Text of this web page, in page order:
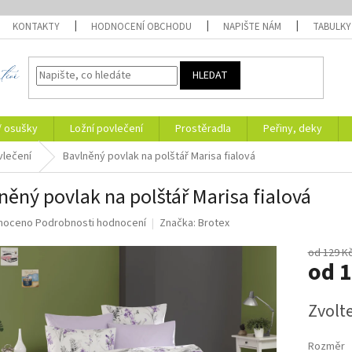
KONTAKTY HODNOCENÍ OBCHODU NAPIŠTE NÁM TABULKY
HLEDAT
osušky Ložní povlečení Prostěradla Peřiny, deky
Bavlněný povlak na polštář Marisa fialová
povlak na polštář Marisa fialová
Podrobnosti hodnocení Značka: Brotex
od 129
od
cena:
Rozměr